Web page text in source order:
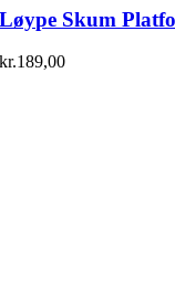
Løype Skum
kr.189,00